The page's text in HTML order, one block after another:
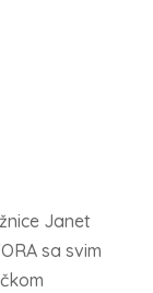
Janet
sa svim